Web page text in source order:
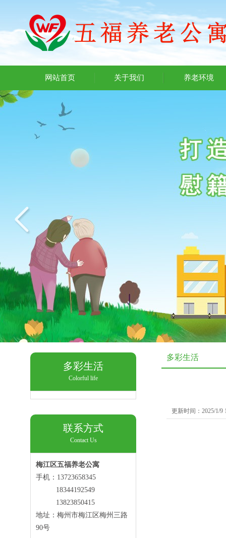
网站首页 关于我们 养老环境
多彩生活
Colorful life
联系方式
Contact Us
梅江区五福养老公寓
手机：13723658345
18344192549
13823850415
地址：梅州市梅江区梅州三路
90号
多彩生活
更新时间：2025/1/9